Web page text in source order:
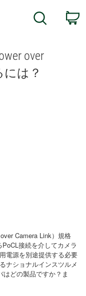
Search
over
には？
Camera Link）規格
接続を介してカメラ
電源を別途提供する必要
ナショナルインスツルメ
どの製品ですか？ま